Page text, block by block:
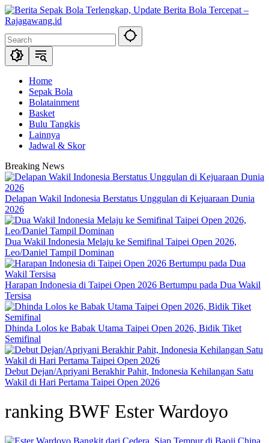
Skip
to
Home
Sepak Bola
Bolatainment
Basket
Bulu Tangkis
Lainnya
Jadwal & Skor
Breaking News
Delapan Wakil Indonesia Berstatus Unggulan di Kejuaraan Dunia
2026
Dua Wakil Indonesia Melaju ke Semifinal Taipei Open 2026,
Leo/Daniel Tampil Dominan
Harapan Indonesia di Taipei Open 2026 Bertumpu pada Dua Wakil
Tersisa
Dhinda Lolos ke Babak Utama Taipei Open 2026, Bidik Tiket
Semifinal
Debut Dejan/Apriyani Berakhir Pahit, Indonesia Kehilangan Satu
Wakil di Hari Pertama Taipei Open 2026
ranking BWF Ester Wardoyo